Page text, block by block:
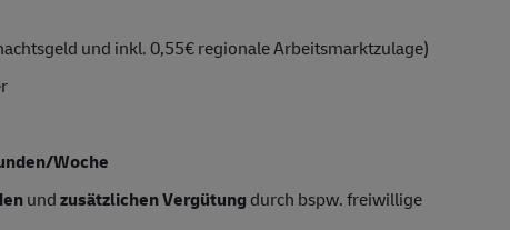
und inkl. 0,55€ regionale Arbeitsmarktzulage)
Woche
undzusätzlichen Vergütung durch bspw. freiwillige